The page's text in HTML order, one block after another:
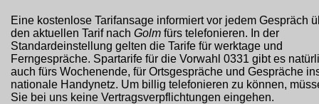
Eine kostenlose Tarifansage informiert vor jedem Gespräch
den aktuellen Tarif nach Golm fürs telefonieren. In der
Standardeinstellung gelten die Tarife für werktage und
Ferngespräche. Spartarife für die Vorwahl 0331 gibt es
auch fürs Wochenende, für Ortsgespräche und Gespräche
nationale Handynetz. Um billig telefonieren zu können,
Sie bei uns keine Vertragsverpflichtungen eingehen.